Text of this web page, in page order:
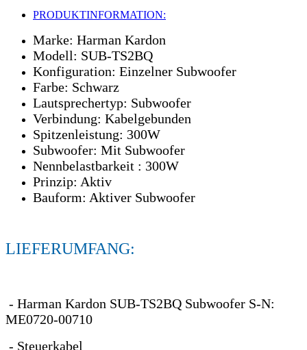
PRODUKTINFORMATION:
Marke: Harman Kardon
Modell: SUB-TS2BQ
Konfiguration: Einzelner Subwoofer
Farbe: Schwarz
Lautsprechertyp: Subwoofer
Verbindung: Kabelgebunden
Spitzenleistung: 300W
Subwoofer: Mit Subwoofer
Nennbelastbarkeit : 300W
Prinzip: Aktiv
Bauform: Aktiver Subwoofer
LIEFERUMFANG:
- Harman Kardon SUB-TS2BQ Subwoofer S-N:
ME0720-00710
- Steuerkabel